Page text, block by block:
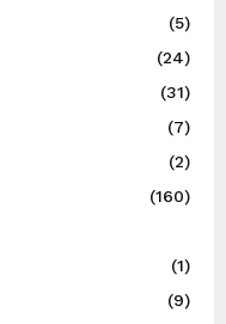
(5)
(24)
(31)
(7)
(2)
(160)
(1)
(9)